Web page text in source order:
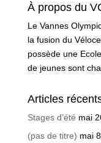
À propos du
Le Vannes
la fusion du
possède une
de jeunes sont
Articles
Stages d’été mai
(pas de titre) mai